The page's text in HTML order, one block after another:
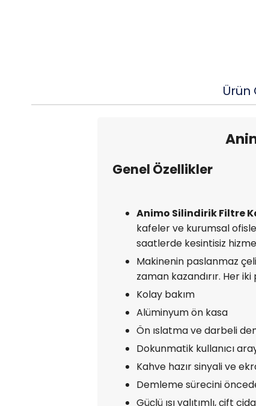
Ürün
Genel Özellikler
Animo Silindirik Filtre
kafeler ve kurumsal
saatlerde kesintisiz
Makinenin paslanmaz
zaman kazandırır. Her
Kolay bakım
Alüminyum ön kasa
Ön ıslatma ve darbeli
Dokunmatik kullanıcı
Kahve hazır sinyali ve
Demleme sürecini
Güçlü ısı yalıtımlı, çift